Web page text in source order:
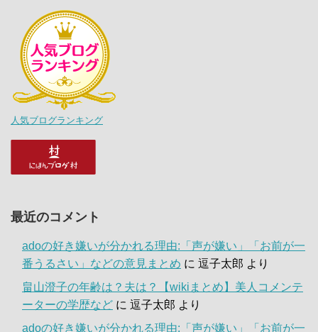
人気ブログランキング
最近のコメント
adoの好き嫌いが分かれる理由:「声が嫌い」「お前が一
番うるさい」などの意見まとめ に 逗子太郎 より
畠山澄子の年齢は？夫は？【wikiまとめ】美人コメンテ
ーターの学歴など に 逗子太郎 より
adoの好き嫌いが分かれる理由:「声が嫌い」「お前が一